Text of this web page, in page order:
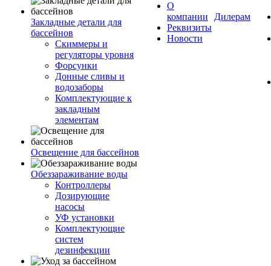
Закладные детали для
бассейнов
Скиммеры и
регуляторы уровня
Форсунки
Донные сливы и
водозаборы
Комплектующие к
закладным
элементам
Освещение для бассейнов
Обеззараживание воды
Контроллеры
Дозирующие
насосы
УФ установки
Комплектующие
систем
дезинфекции
О
компании
Реквизиты
Новости
Дилерам